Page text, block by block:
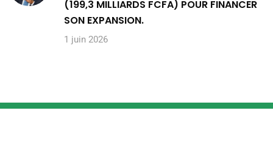
(199,3 MILLIARDS FCFA) POUR FINANCER
SON EXPANSION.
1 juin 2026